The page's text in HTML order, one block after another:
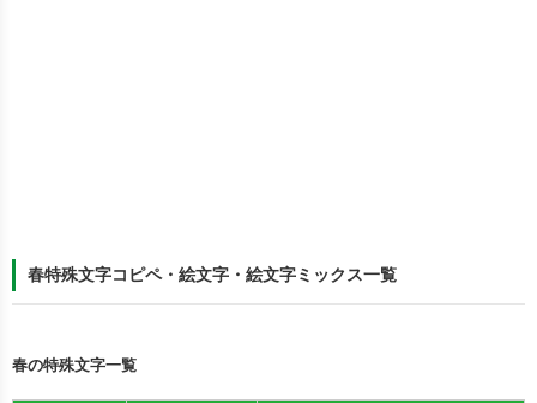
春特殊文字コピペ・絵文字・絵文字ミックス一覧
春の特殊文字一覧